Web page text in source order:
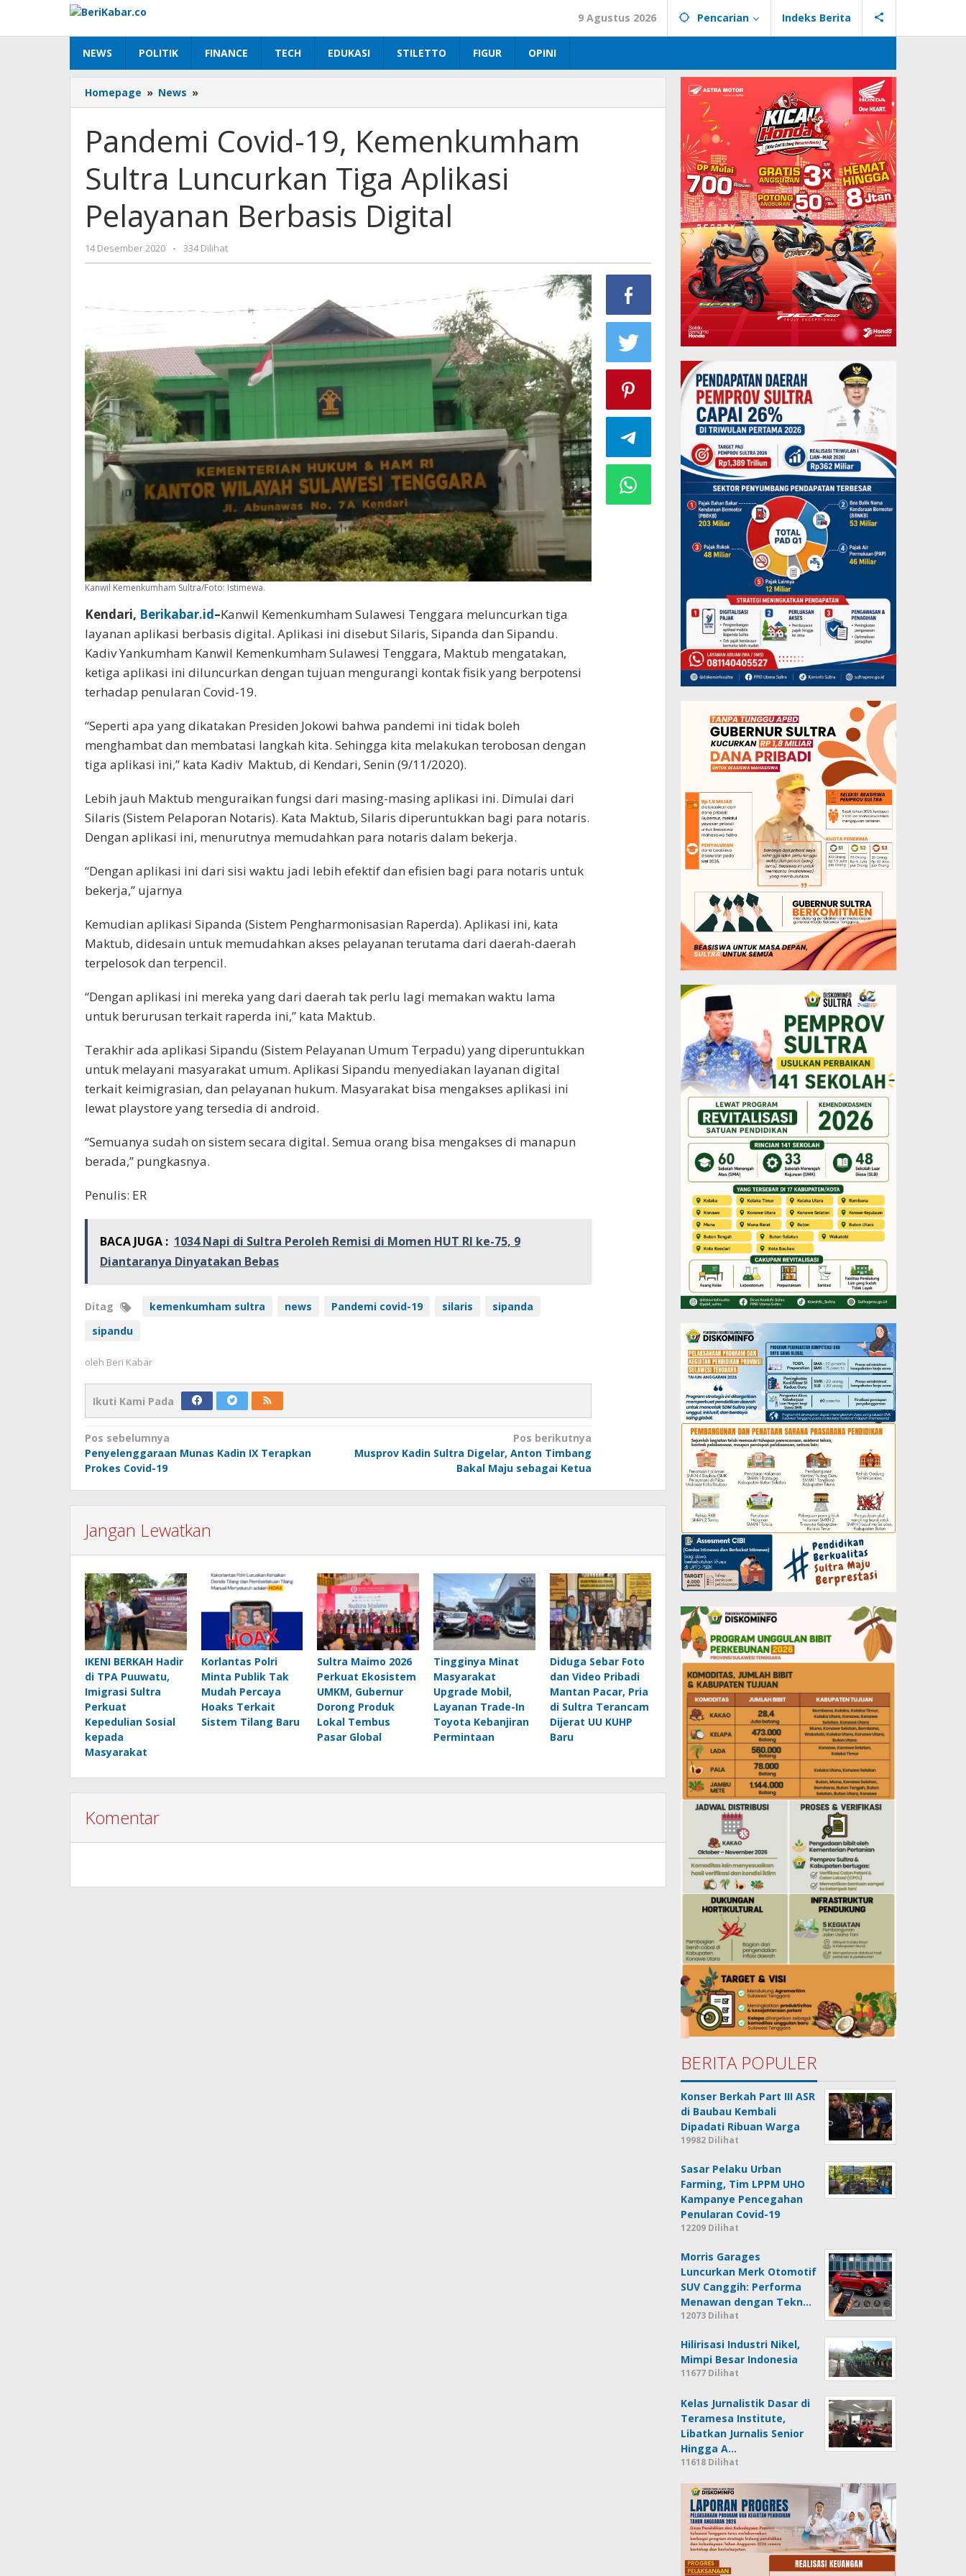
konten
9 Agustus 2026 Pencarian Indeks Berita
NEWS POLITIK FINANCE TECH EDUKASI STILETTO FIGUR OPINI
Homepage » News »
Covid-
Kemenkumham
Sultra
Tiga
Pelayanan
Berbasis
Digital
Pandemi Covid-19, Kemenkumham
Sultra Luncurkan Tiga Aplikasi
Pelayanan Berbasis Digital
14 Desember 2020
oleh
Beri
- 334 Dilihat
Kanwil Kemenkumham Sultra/Foto: Istimewa.
Kendari, Berikabar.id–Kanwil Kemenkumham Sulawesi Tenggara meluncurkan tiga
layanan aplikasi berbasis digital. Aplikasi ini disebut Silaris, Sipanda dan Sipandu.
Kadiv Yankumham Kanwil Kemenkumham Sulawesi Tenggara, Maktub mengatakan,
ketiga aplikasi ini diluncurkan dengan tujuan mengurangi kontak fisik yang berpotensi
terhadap penularan Covid-19.
“Seperti apa yang dikatakan Presiden Jokowi bahwa pandemi ini tidak boleh
menghambat dan membatasi langkah kita. Sehingga kita melakukan terobosan dengan
tiga aplikasi ini,” kata Kadiv Maktub, di Kendari, Senin (9/11/2020).
Lebih jauh Maktub menguraikan fungsi dari masing-masing aplikasi ini. Dimulai dari
Silaris (Sistem Pelaporan Notaris). Kata Maktub, Silaris diperuntukkan bagi para notaris.
Dengan aplikasi ini, menurutnya memudahkan para notaris dalam bekerja.
“Dengan aplikasi ini dari sisi waktu jadi lebih efektif dan efisien bagi para notaris untuk
bekerja,” ujarnya
Kemudian aplikasi Sipanda (Sistem Pengharmonisasian Raperda). Aplikasi ini, kata
Maktub, didesain untuk memudahkan akses pelayanan terutama dari daerah-daerah
terpelosok dan terpencil.
“Dengan aplikasi ini mereka yang dari daerah tak perlu lagi memakan waktu lama
untuk berurusan terkait raperda ini,” kata Maktub.
Terakhir ada aplikasi Sipandu (Sistem Pelayanan Umum Terpadu) yang diperuntukkan
untuk melayani masyarakat umum. Aplikasi Sipandu menyediakan layanan digital
terkait keimigrasian, dan pelayanan hukum. Masyarakat bisa mengakses aplikasi ini
lewat playstore yang tersedia di android.
“Semuanya sudah on sistem secara digital. Semua orang bisa mengakses di manapun
berada,” pungkasnya.
Penulis: ER
BACA JUGA : 1034 Napi di Sultra Peroleh Remisi di Momen HUT RI ke-75, 9
Diantaranya Dinyatakan Bebas
Ditag kemenkumham sultra news Pandemi covid-19 silaris
sipanda
sipandu
oleh Beri Kabar
Ikuti Kami Pada
Navigasi
pos
Pos sebelumnya
Penyelenggaraan Munas Kadin IX Terapkan
Prokes Covid-19
Pos berikutnya
Musprov Kadin Sultra Digelar, Anton Timbang
Bakal Maju sebagai Ketua
Jangan Lewatkan
IKENI BERKAH Hadir
di TPA Puuwatu,
Imigrasi Sultra
Perkuat
Kepedulian Sosial
kepada
Masyarakat
Korlantas Polri
Minta Publik Tak
Mudah Percaya
Hoaks Terkait
Sistem Tilang Baru
Sultra Maimo 2026
Perkuat Ekosistem
UMKM, Gubernur
Dorong Produk
Lokal Tembus
Pasar Global
Tingginya Minat
Masyarakat
Upgrade Mobil,
Layanan Trade-In
Toyota Kebanjiran
Permintaan
Diduga Sebar Foto
dan Video Pribadi
Mantan Pacar, Pria
di Sultra Terancam
Dijerat UU KUHP
Baru
Komentar
BERITA POPULER
Konser Berkah Part III ASR
di Baubau Kembali
Dipadati Ribuan Warga
19982 Dilihat
Sasar Pelaku Urban
Farming, Tim LPPM UHO
Kampanye Pencegahan
Penularan Covid-19
12209 Dilihat
Morris Garages
Luncurkan Merk Otomotif
SUV Canggih: Performa
Menawan dengan Tekn…
12073 Dilihat
Hilirisasi Industri Nikel,
Mimpi Besar Indonesia
11677 Dilihat
Kelas Jurnalistik Dasar di
Teramesa Institute,
Libatkan Jurnalis Senior
Hingga A…
11618 Dilihat